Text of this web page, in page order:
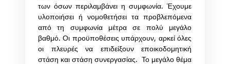
των όσων περιλαμβάνει η συμφωνία. Έχουμε
υλοποιήσει ή νομοθετήσει τα προβλεπόμενα
από τη συμφωνία μέτρα σε πολύ μεγάλο
βαθμό. Οι προϋποθέσεις υπάρχουν, αρκεί όλες
οι πλευρές να επιδείξουν εποικοδομητική
στάση και στάση συνεργασίας. Το μεγάλο θέμα